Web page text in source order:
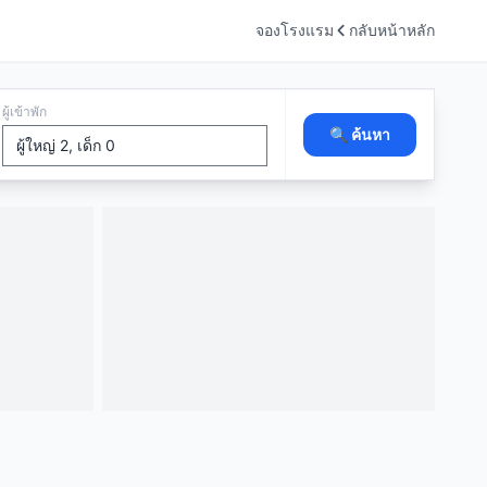
จองโรงแรม กลับหน้าหลัก
ผู้เข้าพัก
🔍 ค้นหา